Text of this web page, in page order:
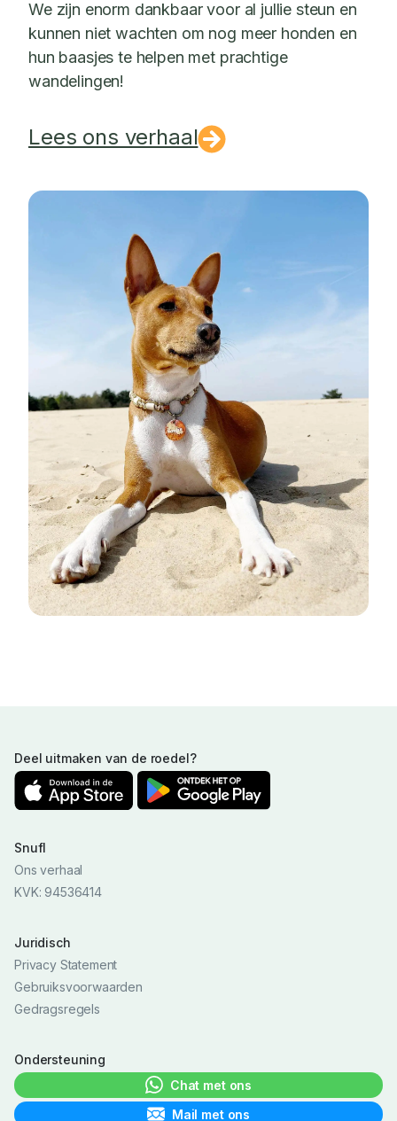
We zijn enorm dankbaar voor al jullie steun en
kunnen niet wachten om nog meer honden en
hun baasjes te helpen met prachtige
wandelingen!
Lees ons verhaal
Deel uitmaken van de roedel?
Snufl
Ons verhaal
KVK: 94536414
Juridisch
Privacy Statement
Gebruiksvoorwaarden
Gedragsregels
Ondersteuning
Chat met ons
Mail met ons